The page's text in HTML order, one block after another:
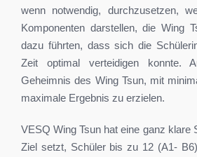
wenn notwendig, durchzusetzen,
Komponenten darstellen, die Wing
dazu führten, dass sich die
Zeit optimal verteidigen konnte.
Geheimnis des Wing Tsun, mit
maximale Ergebnis zu erzielen.
VESQ Wing Tsun hat eine ganz klare
Ziel setzt, Schüler bis zu 12 (A1-